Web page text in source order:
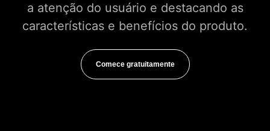
a atenção do usuário e destacando as
características e benefícios do produto.
Comece gratuitamente